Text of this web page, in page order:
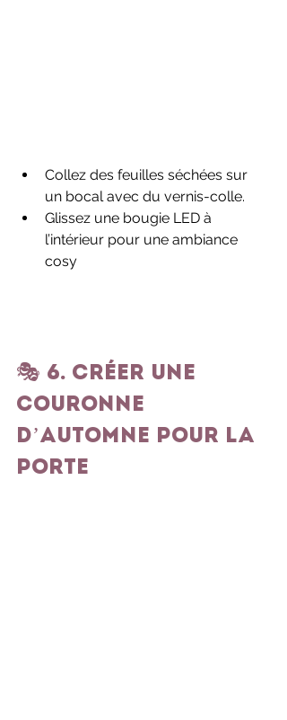
Collez des feuilles séchées sur
un bocal avec du vernis-colle.
Glissez une bougie LED à
l’intérieur pour une ambiance
cosy
🎭 6. Créer une
couronne
d’automne pour la
porte